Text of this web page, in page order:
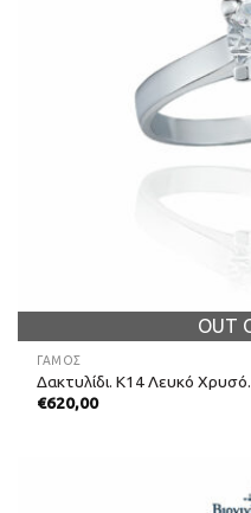
OUT
ΓΑΜΟΣ
Δακτυλίδι. Κ14 Λευκό
€620,00